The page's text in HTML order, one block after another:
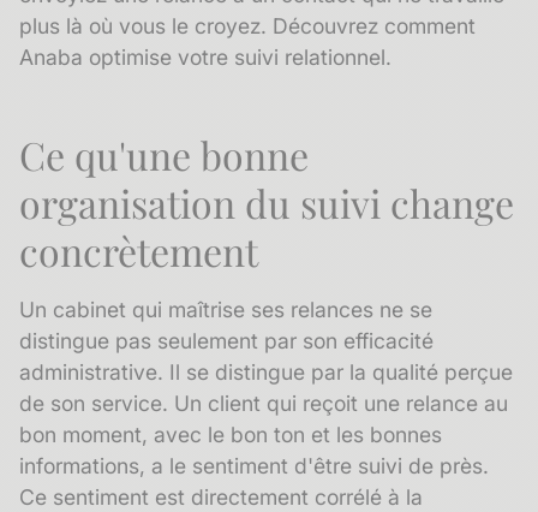
plus là où vous le croyez. Découvrez comment
Anaba optimise votre suivi relationnel.
Ce qu'une bonne
organisation du suivi change
concrètement
Un cabinet qui maîtrise ses relances ne se
distingue pas seulement par son efficacité
administrative. Il se distingue par la qualité perçue
de son service. Un client qui reçoit une relance au
bon moment, avec le bon ton et les bonnes
informations, a le sentiment d'être suivi de près.
Ce sentiment est directement corrélé à la